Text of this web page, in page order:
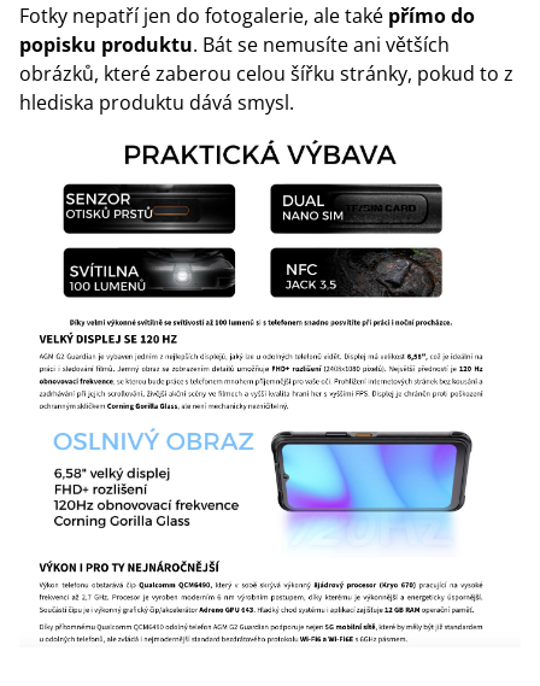
Fotky nepatří jen do fotogalerie, ale také přímo do
popisku produktu. Bát se nemusíte ani větších
obrázků, které zaberou celou šířku stránky, pokud to z
hlediska produktu dává smysl.